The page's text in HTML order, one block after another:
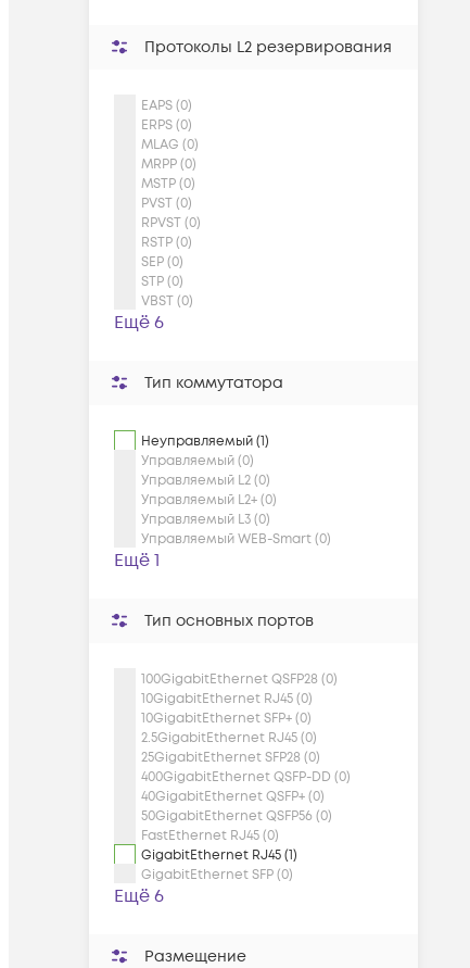
Протоколы L2 резервирования
EAPS (0)
ERPS (0)
MLAG (0)
MRPP (0)
MSTP (0)
PVST (0)
RPVST (0)
RSTP (0)
SEP (0)
STP (0)
VBST (0)
Ещё 6
Тип коммутатора
Неуправляемый (1)
Управляемый (0)
Управляемый L2 (0)
Управляемый L2+ (0)
Управляемый L3 (0)
Управляемый WEB-Smart (0)
Ещё 1
Тип основных портов
100GigabitEthernet QSFP28 (0)
10GigabitEthernet RJ45 (0)
10GigabitEthernet SFP+ (0)
2.5GigabitEthernet RJ45 (0)
25GigabitEthernet SFP28 (0)
400GigabitEthernet QSFP-DD (0)
40GigabitEthernet QSFP+ (0)
50GigabitEthernet QSFP56 (0)
FastEthernet RJ45 (0)
GigabitEthernet RJ45 (1)
GigabitEthernet SFP (0)
Ещё 6
Размещение